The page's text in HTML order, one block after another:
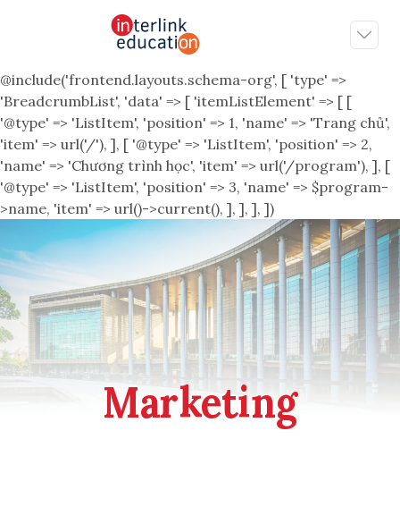
@include('frontend.layouts.schema-org', [ 'type' =>
'BreadcrumbList', 'data' => [ 'itemListElement' => [ [
'@type' => 'ListItem', 'position' => 1, 'name' => 'Trang chủ',
'item' => url('/'), ], [ '@type' => 'ListItem', 'position' => 2,
'name' => 'Chương trình học', 'item' => url('/program'), ], [
'@type' => 'ListItem', 'position' => 3, 'name' => $program-
>name, 'item' => url()->current(), ], ], ], ])
Marketing